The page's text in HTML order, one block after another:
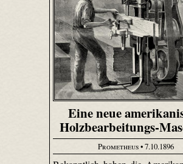
Eine neue
Holzbearbeitungs-
Prometheus• 7.10.1896